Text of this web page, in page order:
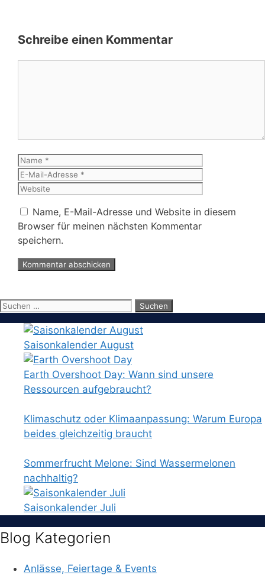
Schreibe einen Kommentar
Name
Name, E-Mail-Adresse und Website in diesem
Browser für meinen nächsten Kommentar
speichern.
Suchen
Saisonkalender August
Earth Overshoot Day: Wann sind unsere
Ressourcen aufgebraucht?
Klimaschutz oder Klimaanpassung: Warum Europa
beides gleichzeitig braucht
Sommerfrucht Melone: Sind Wassermelonen
nachhaltig?
Saisonkalender Juli
Blog Kategorien
Anlässe, Feiertage & Events